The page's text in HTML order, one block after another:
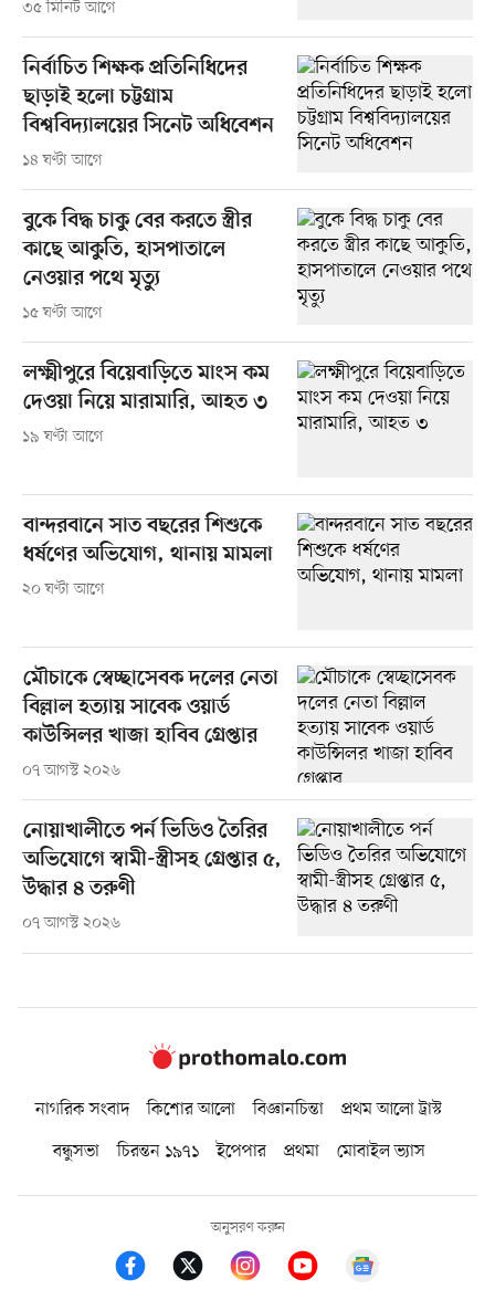
৩৫ মিনিট আগে
নির্বাচিত শিক্ষক প্রতিনিধিদের
ছাড়াই হলো চট্টগ্রাম
বিশ্ববিদ্যালয়ের সিনেট অধিবেশন
১৪ ঘণ্টা আগে
বুকে বিদ্ধ চাকু বের করতে স্ত্রীর
কাছে আকুতি, হাসপাতালে
নেওয়ার পথে মৃত্যু
১৫ ঘণ্টা আগে
লক্ষ্মীপুরে বিয়েবাড়িতে মাংস কম
দেওয়া নিয়ে মারামারি, আহত ৩
১৯ ঘণ্টা আগে
বান্দরবানে সাত বছরের শিশুকে
ধর্ষণের অভিযোগ, থানায় মামলা
২০ ঘণ্টা আগে
মৌচাকে স্বেচ্ছাসেবক দলের নেতা
বিল্লাল হত্যায় সাবেক ওয়ার্ড
কাউন্সিলর খাজা হাবিব গ্রেপ্তার
০৭ আগস্ট ২০২৬
নোয়াখালীতে পর্ন ভিডিও তৈরির
অভিযোগে স্বামী-স্ত্রীসহ গ্রেপ্তার ৫,
উদ্ধার ৪ তরুণী
০৭ আগস্ট ২০২৬
নাগরিক সংবাদ কিশোর আলো বিজ্ঞানচিন্তা
প্রথম আলো ট্রাস্ট
বন্ধুসভা
চিরন্তন ১৯৭১ ইপেপার প্রথমা মোবাইল ভ্যাস
অনুসরণ করুন